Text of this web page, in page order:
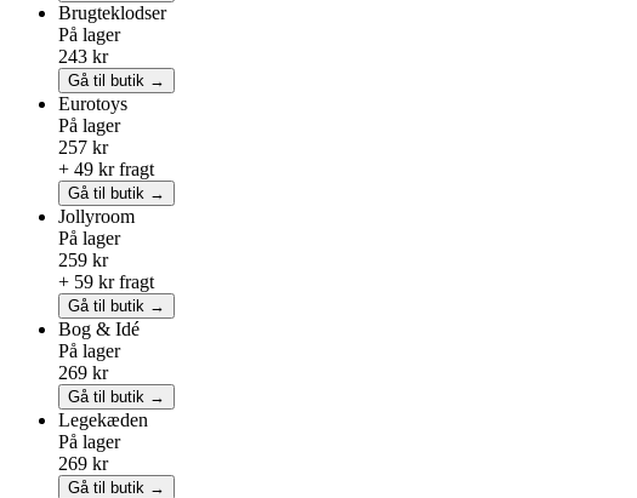
Brugteklodser
På lager
243 kr
Gå til butik →
Eurotoys
På lager
257 kr
+ 49 kr fragt
Gå til butik →
Jollyroom
På lager
259 kr
+ 59 kr fragt
Gå til butik →
Bog & Idé
På lager
269 kr
Gå til butik →
Legekæden
På lager
269 kr
Gå til butik →